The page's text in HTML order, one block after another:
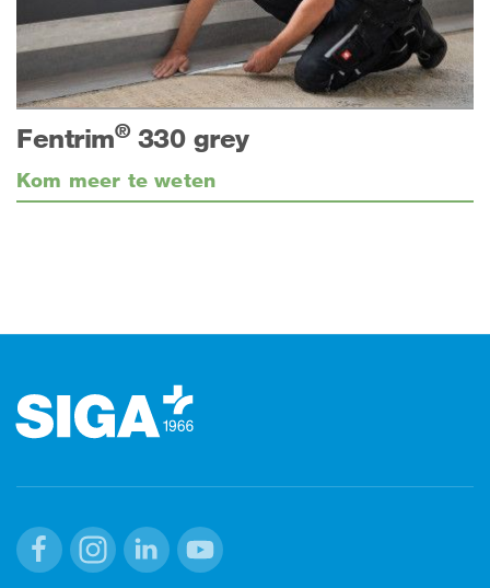
Fentrim® 330 grey
Kom meer te weten